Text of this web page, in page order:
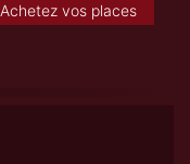
Achetez vos places